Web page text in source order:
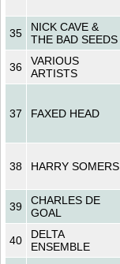
35
NICK CAVE &
THE BAD SEEDS
36
VARIOUS
ARTISTS
37 FAXED HEAD
38 HARRY SOMERS
39
CHARLES DE
GOAL
40
DELTA
ENSEMBLE